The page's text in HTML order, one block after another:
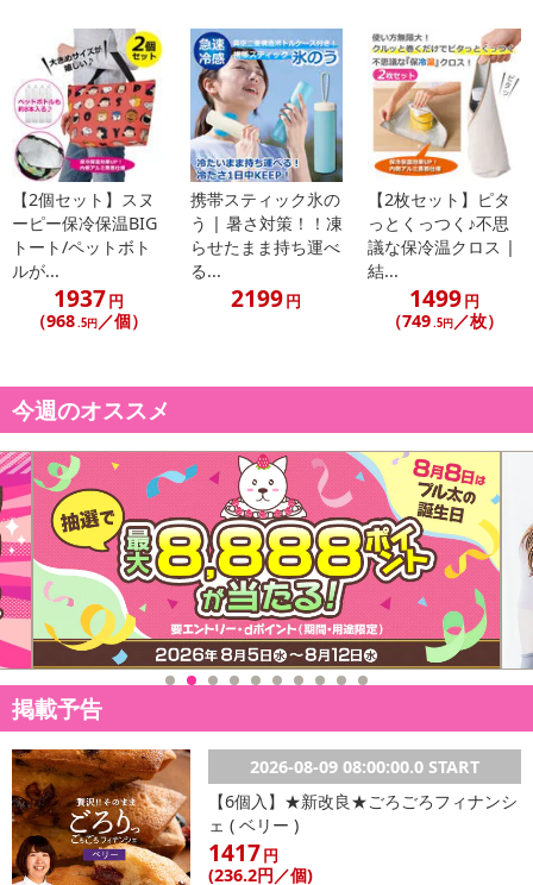
その他共通および商品カテゴリー別注意事項（※必ずご確認くだ
さい）
こちらの情報は 2026-07-09 14:13:35.0での情報となります。
【2個セット】スヌ
ーピー保冷保温BIG
トート/ペットボト
ルが...
1937円
（968.5円／個）
携帯スティック氷の
う | 暑さ対策！！凍
らせたまま持ち運べ
る...
2199円
【2枚セット】ピタ
っとくっつく♪不思
議な保冷温クロス |
結...
1499円
（749.5円／枚）
今週のオススメ
掲載予告
2026-08-09 08:00:00.0 START
【6個入】★新改良★ごろごろフィナンシ
ェ ( ベリー )
1417円
(236.2円 ／個)